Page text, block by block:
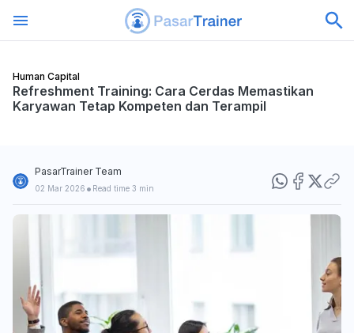
Human Capital
Refreshment Training: Cara Cerdas Memastikan
Karyawan Tetap Kompeten dan Terampil
PasarTrainer Team
02 Mar 2026 • Read time 3 min